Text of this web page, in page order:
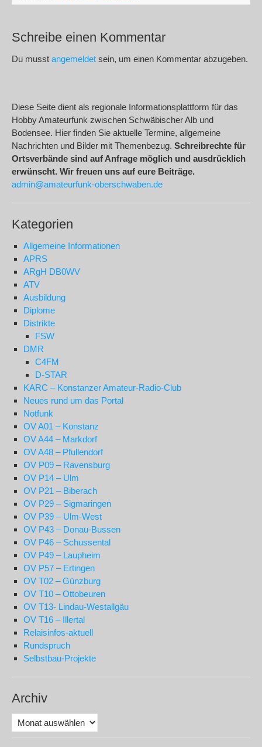
Schreibe einen Kommentar
Du musst angemeldet sein, um einen Kommentar abzugeben.
Diese Seite dient als regionale Informationsplattform für das
Hobby Amateurfunk zwischen Schwäbischer Alb und
Bodensee. Hier finden Sie aktuelle Termine, allgemeine
Nachrichten und Bilder mit Themenbezug. Schreibrechte für
Ortsverbände sind auf Anfrage möglich und ausdrücklich
erwünscht. Wir freuen uns auf eure Beiträge.
admin@amateurfunk-oberschwaben.de
Kategorien
Allgemeine Informationen
APRS
ARgH DB0WV
ATV
Ausbildung
Diplome
Distrikte
FSW
DMR
C4FM
D-STAR
KARC – Konstanzer Amateur-Radio-Club
Neues rund um das Portal
Notfunk
OV A01 – Konstanz
OV A44 – Markdorf
OV A48 – Pfullendorf
OV P09 – Ravensburg
OV P14 – Ulm
OV P21 – Biberach
OV P29 – Sigmaringen
OV P39 – Ulm-West
OV P43 – Donau-Bussen
OV P46 – Schussental
OV P49 – Laupheim
OV P57 – Ertingen
OV T02 – Günzburg
OV T10 – Ottobeuren
OV T13- Lindau-Westallgäu
OV T16 – Illertal
Relaisinfos-aktuell
Rundspruch
Selbstbau-Projekte
Archiv
Archiv